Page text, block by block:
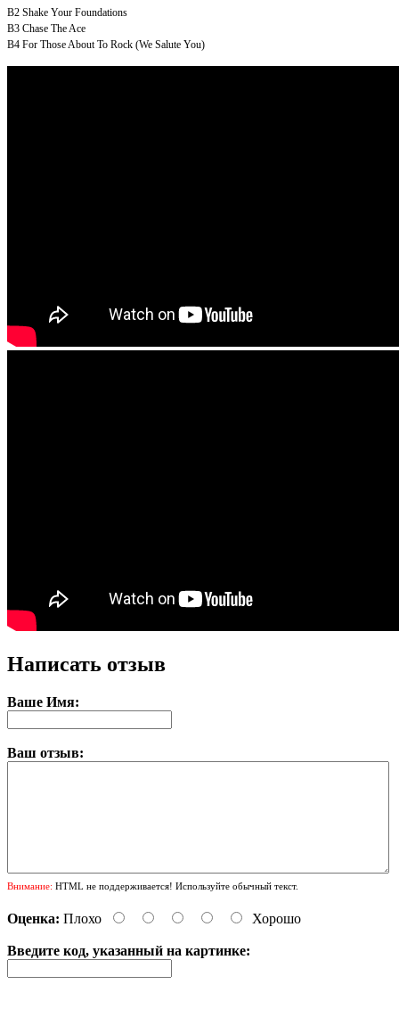
B2 Shake Your Foundations
B3 Chase The Ace
B4 For Those About To Rock (We Salute You)
Написать отзыв
Ваше Имя:
Ваш отзыв:
Внимание: HTML не поддерживается! Используйте обычный текст.
Оценка: Плохо Хорошо
Введите код, указанный на картинке: